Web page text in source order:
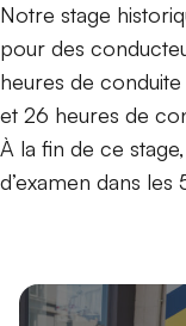
Notre stage
pour des
heures de
et 26 heures de
À la fin de ce
d’examen dans les